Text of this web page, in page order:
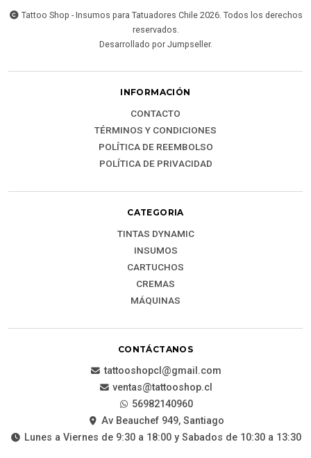
Tattoo Shop - Insumos para Tatuadores Chile 2026. Todos los derechos
reservados.
Desarrollado por Jumpseller.
INFORMACIÓN
CONTACTO
TÉRMINOS Y CONDICIONES
POLÍTICA DE REEMBOLSO
POLÍTICA DE PRIVACIDAD
CATEGORIA
TINTAS DYNAMIC
INSUMOS
CARTUCHOS
CREMAS
MÁQUINAS
CONTÁCTANOS
tattooshopcl@gmail.com
ventas@tattooshop.cl
56982140960
Av Beauchef 949, Santiago
Lunes a Viernes de 9:30 a 18:00 y Sabados de 10:30 a 13:30